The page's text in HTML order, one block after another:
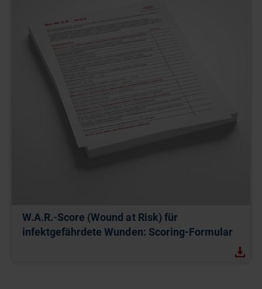
W.A.R.-Score (Wound at Risk) für
infektgefährdete Wunden: Scoring-Formular